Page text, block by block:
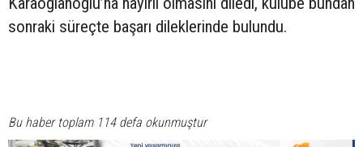
sonraki süreçte başarı dileklerinde bulundu.
Bu haber toplam 114 defa okunmuştur